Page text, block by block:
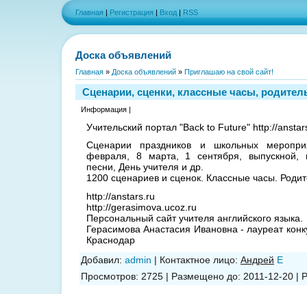
Главная | Регистрация | Вход | RSS
Доска объявлений
Главная » Доска объявлений » Приглашаю на свой сайт!
Сценарии, сценки, классные часы,
Информация |
Учительский портал "Back to Future" http://
Сценарии праздников и школьных
февраля, 8 марта, 1 сентября, выпускной,
песни, День учителя и др.
1200 сценариев и сценок. Классные часы.
http://anstars.ru
http://gerasimova.ucoz.ru
Персональный сайт учителя английского языка.
Герасимова Анастасия Ивановна - лауреат
Краснодар
Добавил: admin | Контактное лицо: Андрей E
Просмотров: 2725 | Размещено до: 2011-12-20 |